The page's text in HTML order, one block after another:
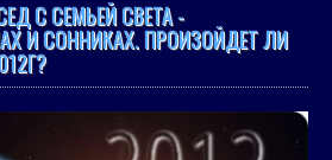
С СЕМЬЕЙ СВЕТА -
И СОННИКАХ. ПРОИЗОЙДЕТ ЛИ